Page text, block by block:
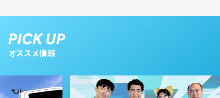
オススメ情報